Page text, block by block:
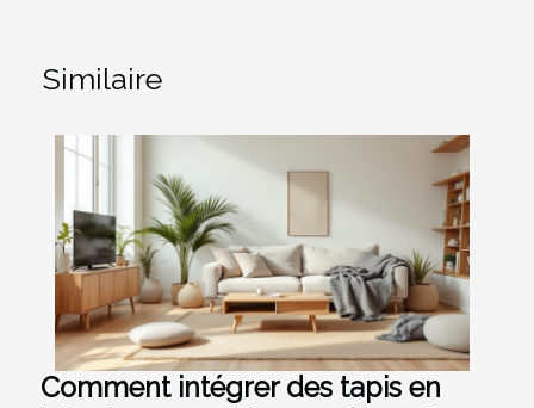
Similaire
Comment intégrer des tapis en